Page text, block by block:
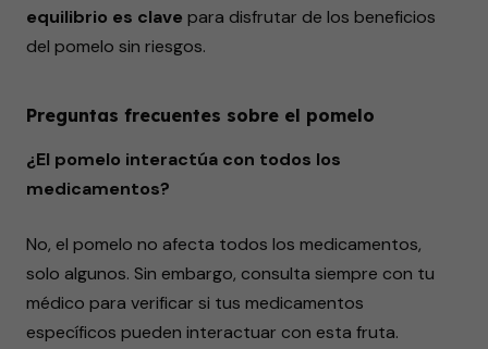
equilibrio es clave para disfrutar de los beneficios
del pomelo sin riesgos.
Preguntas frecuentes sobre el pomelo
¿El pomelo interactúa con todos los
medicamentos?
No, el pomelo no afecta todos los medicamentos,
solo algunos. Sin embargo, consulta siempre con tu
médico para verificar si tus medicamentos
específicos pueden interactuar con esta fruta.